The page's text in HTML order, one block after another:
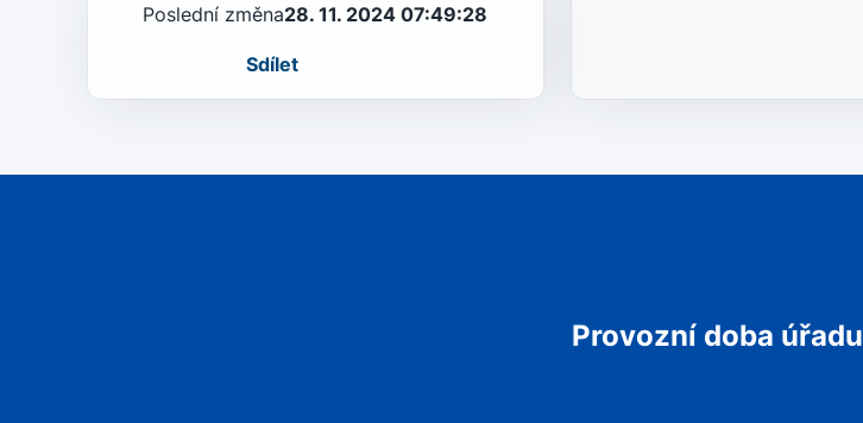
Poslední změna28. 11. 2024 07:49:28
Sdílet
Provozní doba úřadu